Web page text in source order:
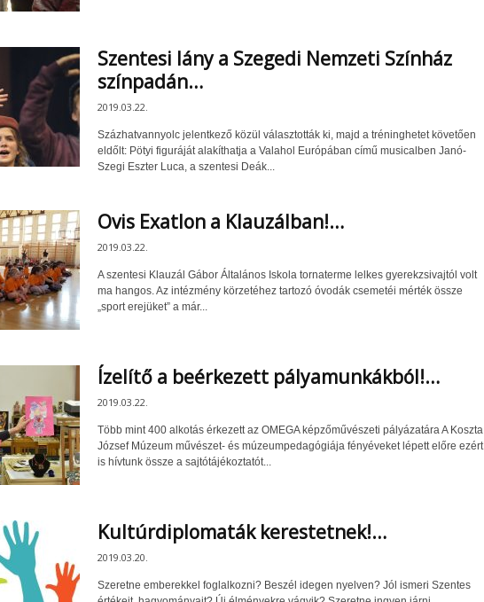
Szentesi lány a Szegedi Nemzeti Színház
színpadán…
2019.03.22.
Százhatvannyolc jelentkező közül választották ki, majd a tréninghetet követően
eldőlt: Pötyi figuráját alakíthatja a Valahol Európában című musicalben Janó-
Szegi Eszter Luca, a szentesi Deák...
Ovis Exatlon a Klauzálban!…
2019.03.22.
A szentesi Klauzál Gábor Általános Iskola tornaterme lelkes gyerekzsivajtól volt
ma hangos. Az intézmény körzetéhez tartozó óvodák csemetéi mérték össze
„sport erejüket” a már...
Ízelítő a beérkezett pályamunkákból!…
2019.03.22.
Több mint 400 alkotás érkezett az OMEGA képzőművészeti pályázatára A Koszta
József Múzeum művészet- és múzeumpedagógiája fényéveket lépett előre ezért
is hívtunk össze a sajtótájékoztatót...
Kultúrdiplomaták kerestetnek!…
2019.03.20.
Szeretne emberekkel foglalkozni? Beszél idegen nyelven? Jól ismeri Szentes